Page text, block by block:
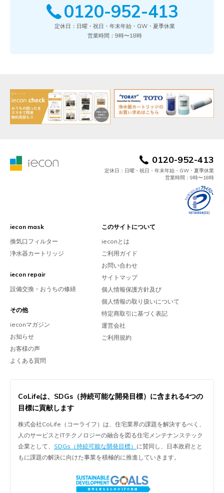
0120-952-413
定休日：日曜・祝日・年末年始・GW・夏季休業
営業時間：9時〜18時
0120-952-413
定休日：日曜・祝日・年末年始・GW・夏季休業
営業時間：9時〜18時
iecon mask
換気口フィルター
浄水器カートリッジ
iecon repair
設備交換・おうちの修繕
その他
ieconマガジン
お知らせ
お客様の声
よくある質問
このサイトについて
ieconとは
ご利用ガイド
お問い合わせ
サイトマップ
個人情報保護方針及び
個人情報の取り扱いについて
特定商取引に基づく表記
運営会社
ご利用規約
CoLifeは、 SDGs（持続可能な開発目標）に含まれる4つの
目標に貢献します
株式会社CoLife（コーライフ）は、住宅業界の課題を解決するべく、
人のサービスとITテクノロジーの融合を図る住宅メンテナンステック
企業として、 SDGs（持続可能な開発目標） に賛同し、日本政府とと
もに課題の解決に向けた事業を積極的に推進していきます。